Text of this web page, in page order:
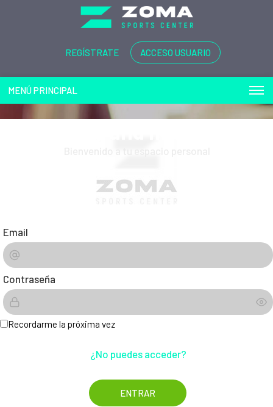
REGÍSTRATE ACCESO USUARIO
MENÚ PRINCIPAL
Email
Contraseña
Recordarme la próxima vez
¿No puedes acceder?